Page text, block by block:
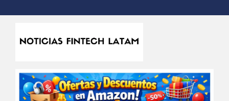
to
Noticias Fintech Latam